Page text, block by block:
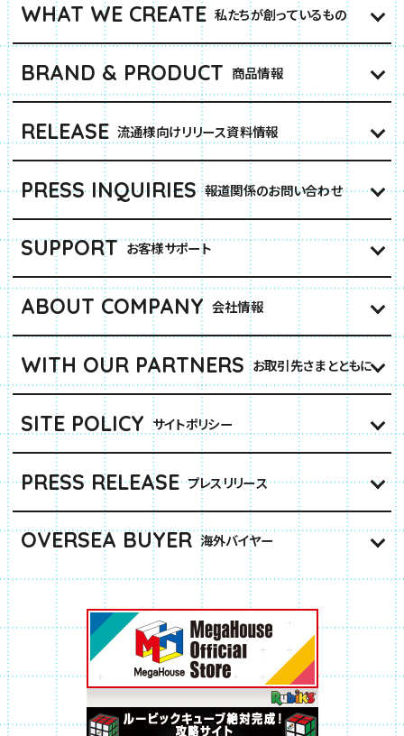
WHAT WE CREATE 私たちが創っているもの
BRAND & PRODUCT 商品情報
RELEASE 流通様向けリリース資料情報
PRESS INQUIRIES 報道関係のお問い合わせ
SUPPORT お客様サポート
ABOUT COMPANY 会社情報
WITH OUR PARTNERS お取引先さまとともに
SITE POLICY サイトポリシー
PRESS RELEASE プレスリリース
OVERSEA BUYER 海外バイヤー